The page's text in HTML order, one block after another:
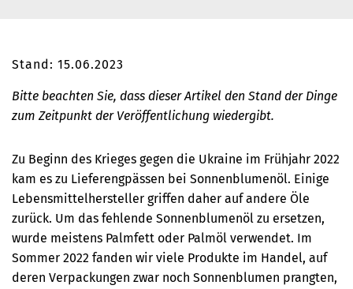
Stand: 15.06.2023
Bitte beachten Sie, dass dieser Artikel den Stand der Dinge
zum Zeitpunkt der Veröffentlichung wiedergibt.
Zu Beginn des Krieges gegen die Ukraine im Frühjahr 2022
kam es zu Lieferengpässen bei Sonnenblumenöl. Einige
Lebensmittelhersteller griffen daher auf andere Öle
zurück. Um das fehlende Sonnenblumenöl zu ersetzen,
wurde meistens Palmfett oder Palmöl verwendet. Im
Sommer 2022 fanden wir viele Produkte im Handel, auf
deren Verpackungen zwar noch Sonnenblumen prangten,